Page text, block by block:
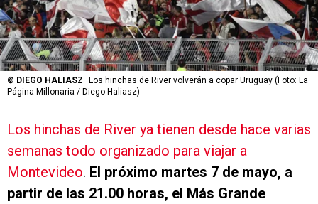
© DIEGO HALIASZ
Los hinchas de River volverán a copar Uruguay (Foto: La
Página Millonaria / Diego Haliasz)
Los hinchas de River ya tienen desde hace varias
semanas todo organizado para viajar a
Montevideo. El próximo martes 7 de mayo, a
partir de las 21.00 horas, el Más Grande